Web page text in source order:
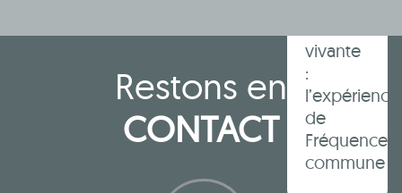
vivante
:
l’expérience
de
Fréquence
commune
Restons en
CONTACT